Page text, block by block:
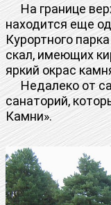
На границе
находится еще
Курортного
скал, имеющих
яркий окрас
Недалеко от
санаторий,
Камни».